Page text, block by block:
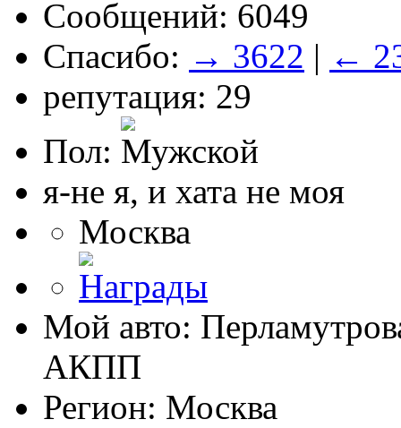
Сообщений: 6049
Спасибо: → 3622 | ←
репутация: 29
Пол:
я-не я, и хата не моя
Москва
Мой авто:
АКПП
Регион: Москва